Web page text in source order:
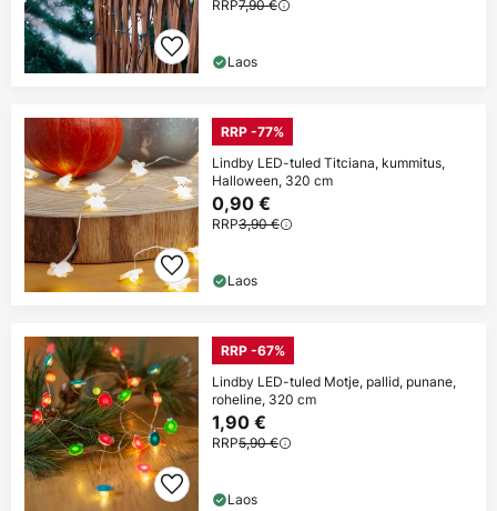
RRP7,90 €
Laos
RRP -77%
Lindby LED-tuled Titciana, kummitus,
Halloween, 320 cm
0,90 €
RRP3,90 €
Laos
RRP -67%
Lindby LED-tuled Motje, pallid, punane,
roheline, 320 cm
1,90 €
RRP5,90 €
Laos